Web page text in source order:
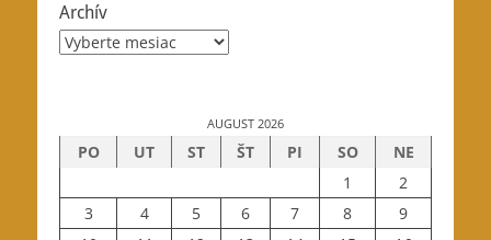
Archív
Archív
AUGUST 2026
PO UT ST ŠT PI SO
NE
1
2
3
4 5 6 7 8
9